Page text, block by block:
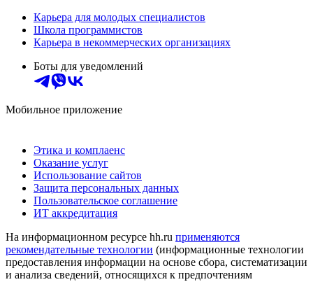
Карьера для молодых специалистов
Школа программистов
Карьера в некоммерческих организациях
Боты для уведомлений
Мобильное приложение
Этика и комплаенс
Оказание услуг
Использование сайтов
Защита персональных данных
Пользовательское соглашение
ИТ аккредитация
На информационном ресурсе hh.ru применяются
рекомендательные технологии (информационные технологии
предоставления информации на основе сбора, систематизации
и анализа сведений, относящихся к предпочтениям